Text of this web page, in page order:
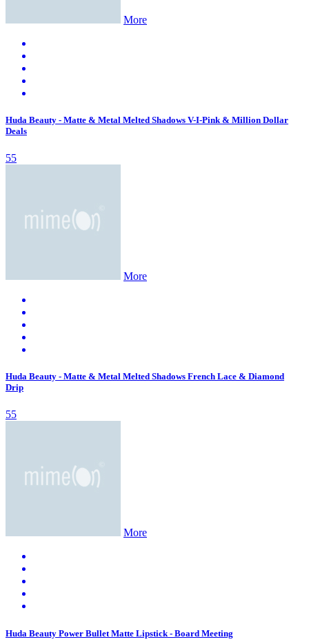
More
Huda Beauty - Matte & Metal Melted Shadows V-I-Pink & Million Dollar
Deals
55
More
Huda Beauty - Matte & Metal Melted Shadows French Lace & Diamond
Drip
55
More
Huda Beauty Power Bullet Matte Lipstick - Board Meeting